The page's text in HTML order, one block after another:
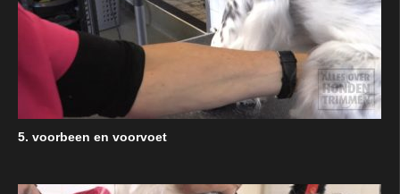
5. voorbeen en voorvoet